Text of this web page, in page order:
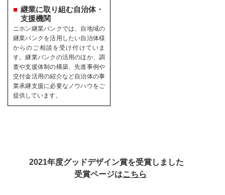
継業に取り組む自治体・
支援機関
ニホン継業バンクでは、自地域の
継業バンクを活用したい自治体様
からのご相談を受け付けていま
す。継業バンクの活用のほか、調
査や支援体制の構築、先進事例や
交付金活用の紹介など自治体の事
業承継支援に必要なノウハウをご
提供しています。
2021年度グッドデザイン賞を受賞しました
受賞ページはこちら